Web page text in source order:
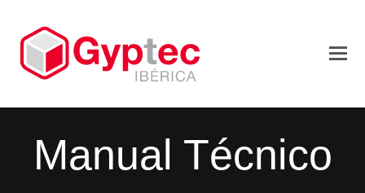
Manual Técnico